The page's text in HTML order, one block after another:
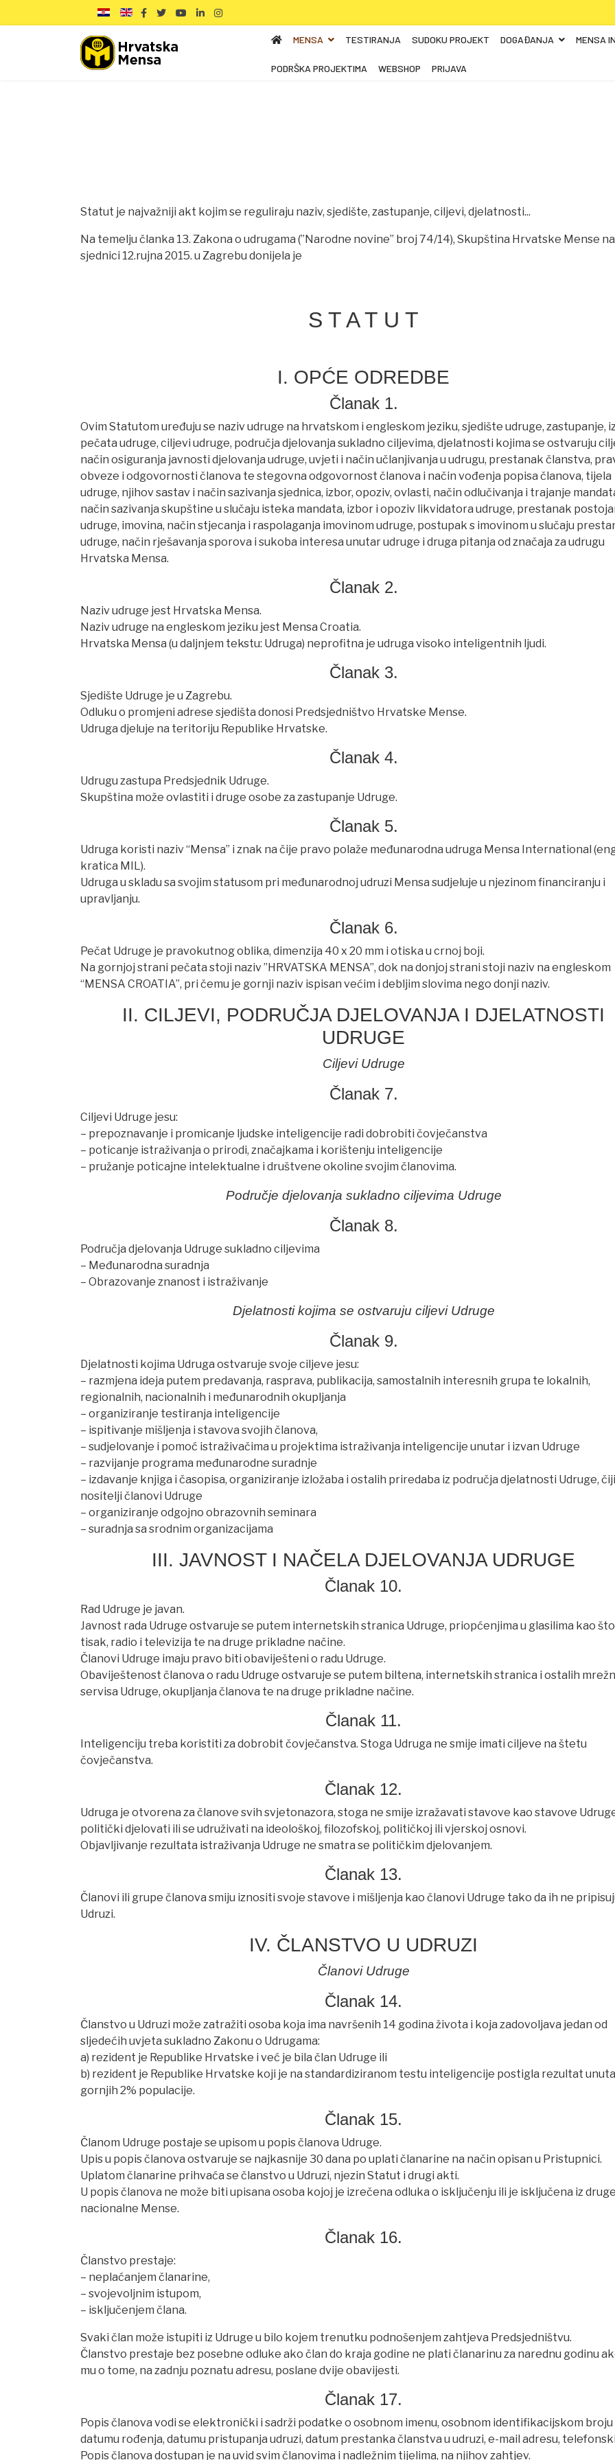
MENSA TESTIRANJA SUDOKU PROJEKT DOGAĐANJA MENSA
PODRŠKA PROJEKTIMA WEBSHOP PRIJAVA
Statut je najvažniji akt kojim se reguliraju naziv, sjedište, zastupanje, ciljevi, djelatnosti...
Na temelju članka 13. Zakona o udrugama (”Narodne novine” broj 74/14), Skupština Hrvatske Mense na
sjednici 12.rujna 2015. u Zagrebu donijela je
S T A T U T
I. OPĆE ODREDBE
Članak 1.
Ovim Statutom uređuju se naziv udruge na hrvatskom i engleskom jeziku, sjedište udruge, zastupanje,
pečata udruge, ciljevi udruge, područja djelovanja sukladno ciljevima, djelatnosti kojima se ostvaruju
način osiguranja javnosti djelovanja udruge, uvjeti i način učlanjivanja u udrugu, prestanak članstva,
obveze i odgovornosti članova te stegovna odgovornost članova i način vođenja popisa članova, tijela
udruge, njihov sastav i način sazivanja sjednica, izbor, opoziv, ovlasti, način odlučivanja i trajanje
način sazivanja skupštine u slučaju isteka mandata, izbor i opoziv likvidatora udruge, prestanak
udruge, imovina, način stjecanja i raspolaganja imovinom udruge, postupak s imovinom u slučaju
udruge, način rješavanja sporova i sukoba interesa unutar udruge i druga pitanja od značaja za udrugu
Hrvatska Mensa.
Članak 2.
Naziv udruge jest Hrvatska Mensa.
Naziv udruge na engleskom jeziku jest Mensa Croatia.
Hrvatska Mensa (u daljnjem tekstu: Udruga) neprofitna je udruga visoko inteligentnih ljudi.
Članak 3.
Sjedište Udruge je u Zagrebu.
Odluku o promjeni adrese sjedišta donosi Predsjedništvo Hrvatske Mense.
Udruga djeluje na teritoriju Republike Hrvatske.
Članak 4.
Udrugu zastupa Predsjednik Udruge.
Skupština može ovlastiti i druge osobe za zastupanje Udruge.
Članak 5.
Udruga koristi naziv “Mensa” i znak na čije pravo polaže međunarodna udruga Mensa International
kratica MIL).
Udruga u skladu sa svojim statusom pri međunarodnoj udruzi Mensa sudjeluje u njezinom financiranju i
upravljanju.
Članak 6.
Pečat Udruge je pravokutnog oblika, dimenzija 40 x 20 mm i otiska u crnoj boji.
Na gornjoj strani pečata stoji naziv ”HRVATSKA MENSA”, dok na donjoj strani stoji naziv na engleskom
“MENSA CROATIA”, pri čemu je gornji naziv ispisan većim i debljim slovima nego donji naziv.
II. CILJEVI, PODRUČJA DJELOVANJA I DJELATNOSTI
UDRUGE
Ciljevi Udruge
Članak 7.
Ciljevi Udruge jesu:
– prepoznavanje i promicanje ljudske inteligencije radi dobrobiti čovječanstva
– poticanje istraživanja o prirodi, značajkama i korištenju inteligencije
– pružanje poticajne intelektualne i društvene okoline svojim članovima.
Područje djelovanja sukladno ciljevima Udruge
Članak 8.
Područja djelovanja Udruge sukladno ciljevima
– Međunarodna suradnja
– Obrazovanje znanost i istraživanje
Djelatnosti kojima se ostvaruju ciljevi Udruge
Članak 9.
Djelatnosti kojima Udruga ostvaruje svoje ciljeve jesu:
– razmjena ideja putem predavanja, rasprava, publikacija, samostalnih interesnih grupa te lokalnih,
regionalnih, nacionalnih i međunarodnih okupljanja
– organiziranje testiranja inteligencije
– ispitivanje mišljenja i stavova svojih članova,
– sudjelovanje i pomoć istraživačima u projektima istraživanja inteligencije unutar i izvan Udruge
– razvijanje programa međunarodne suradnje
– izdavanje knjiga i časopisa, organiziranje izložaba i ostalih priredaba iz područja djelatnosti Udruge,
nositelji članovi Udruge
– organiziranje odgojno obrazovnih seminara
– suradnja sa srodnim organizacijama
III. JAVNOST I NAČELA DJELOVANJA UDRUGE
Članak 10.
Rad Udruge je javan.
Javnost rada Udruge ostvaruje se putem internetskih stranica Udruge, priopćenjima u glasilima kao
tisak, radio i televizija te na druge prikladne načine.
Članovi Udruge imaju pravo biti obaviješteni o radu Udruge.
Obaviještenost članova o radu Udruge ostvaruje se putem biltena, internetskih stranica i ostalih
servisa Udruge, okupljanja članova te na druge prikladne načine.
Članak 11.
Inteligenciju treba koristiti za dobrobit čovječanstva. Stoga Udruga ne smije imati ciljeve na štetu
čovječanstva.
Članak 12.
Udruga je otvorena za članove svih svjetonazora, stoga ne smije izražavati stavove kao stavove
politički djelovati ili se udruživati na ideološkoj, filozofskoj, političkoj ili vjerskoj osnovi.
Objavljivanje rezultata istraživanja Udruge ne smatra se političkim djelovanjem.
Članak 13.
Članovi ili grupe članova smiju iznositi svoje stavove i mišljenja kao članovi Udruge tako da ih ne
Udruzi.
IV. ČLANSTVO U UDRUZI
Članovi Udruge
Članak 14.
Članstvo u Udruzi može zatražiti osoba koja ima navršenih 14 godina života i koja zadovoljava jedan od
sljedećih uvjeta sukladno Zakonu o Udrugama:
a) rezident je Republike Hrvatske i već je bila član Udruge ili
b) rezident je Republike Hrvatske koji je na standardiziranom testu inteligencije postigla rezultat
gornjih 2% populacije.
Članak 15.
Članom Udruge postaje se upisom u popis članova Udruge.
Upis u popis članova ostvaruje se najkasnije 30 dana po uplati članarine na način opisan u Pristupnici.
Uplatom članarine prihvaća se članstvo u Udruzi, njezin Statut i drugi akti.
U popis članova ne može biti upisana osoba kojoj je izrečena odluka o isključenju ili je isključena iz
nacionalne Mense.
Članak 16.
Članstvo prestaje:
– neplaćanjem članarine,
– svojevoljnim istupom,
– isključenjem člana.
Svaki član može istupiti iz Udruge u bilo kojem trenutku podnošenjem zahtjeva Predsjedništvu.
Članstvo prestaje bez posebne odluke ako član do kraja godine ne plati članarinu za narednu godinu
mu o tome, na zadnju poznatu adresu, poslane dvije obavijesti.
Članak 17.
Popis članova vodi se elektronički i sadrži podatke o osobnom imenu, osobnom identifikacijskom broju
datumu rođenja, datumu pristupanja udruzi, datum prestanka članstva u udruzi, e-mail adresu,
Popis članova dostupan je na uvid svim članovima i nadležnim tijelima, na njihov zahtjev.